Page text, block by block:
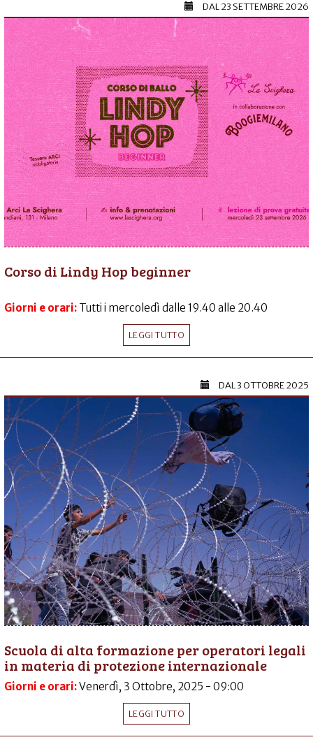
DAL23 SETTEMBRE 2026
Corso di Lindy Hop beginner
Giorni e orari: Tutti i mercoledì dalle 19.40 alle 20.40
LEGGI TUTTO
DAL3 OTTOBRE 2025
Scuola di alta formazione per operatori legali
in materia di protezione internazionale
Giorni e orari:Venerdì, 3 Ottobre, 2025 - 09:00
LEGGI TUTTO